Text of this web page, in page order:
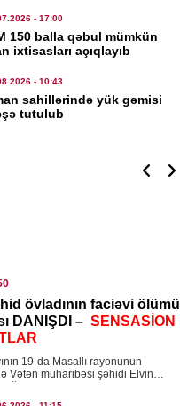
“Sabah”
xətlərin ayrılmasına
bahalaşır
zirehi 4″ün
Bakıdadır
və “Qida təhlükəsizliyi […]
- 17:00
150 balla qəbul mümkün
ixtisasları açıqlayıb
- 10:43
sahillərində yük gəmisi
tutulub
Qarabağ
məxfi
salır?
övladının faciəvi ölümü
DANIŞDI – SENSASİON
19-da Masallı rayonunun
Vətən müharibəsi şəhidi Elvin